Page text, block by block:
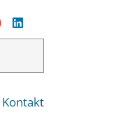
Kontakt